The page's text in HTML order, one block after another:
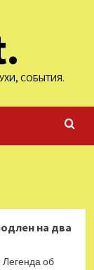
СОБЫТИЯ.
на два
об